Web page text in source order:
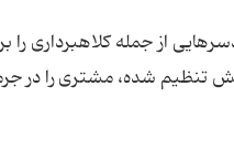
از جمله کلاهبرداری را
پیش تنظیم شده، مشتری را